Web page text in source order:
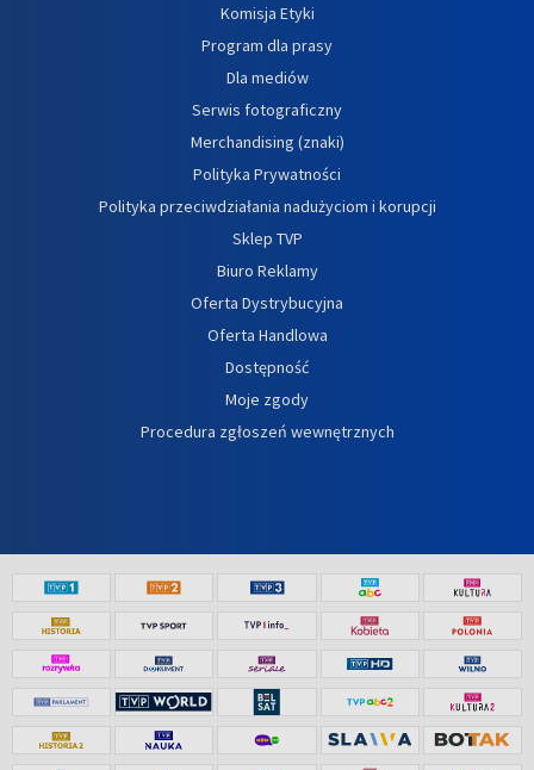
Komisja Etyki
Program dla prasy
Dla mediów
Serwis fotograficzny
Merchandising (znaki)
Polityka Prywatności
Polityka przeciwdziałania nadużyciom i korupcji
Sklep TVP
Biuro Reklamy
Oferta Dystrybucyjna
Oferta Handlowa
Dostępność
Moje zgody
Procedura zgłoszeń wewnętrznych